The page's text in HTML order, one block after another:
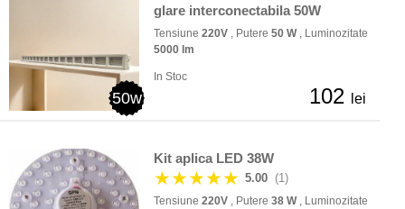
50w
glare interconectabila 50W
Tensiune 220V , Putere 50 W, Luminozitate
5000 lm
In Stoc
102 lei
Kit aplica LED 38W
★★★★★ 5.00 (1)
Tensiune 220V , Putere 38 W, Luminozitate